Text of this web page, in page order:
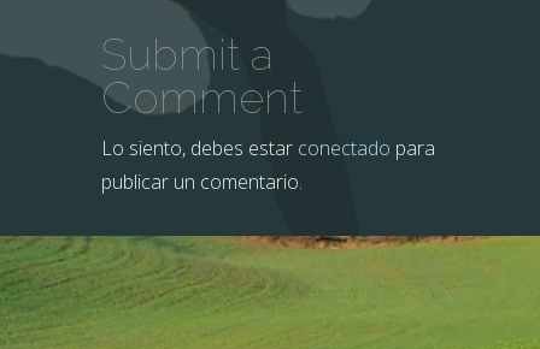
Submit a
Comment
Lo siento, debes estar conectado para
publicar un comentario.